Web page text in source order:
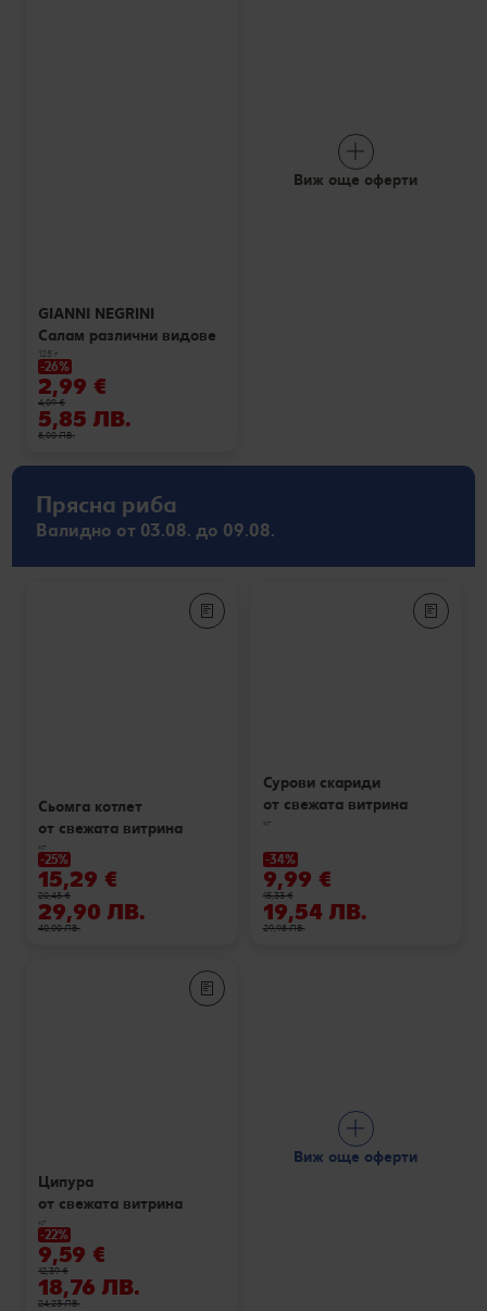
GIANNI NEGRINI
Салам различни видове
125 г
-26%
2,99 €
4,09 €
5,85 ЛВ.
8,00 ЛВ.
Виж още оферти
Прясна риба
Валидно от 03.08. до 09.08.
Сьомга котлет
от свежата витрина
кг
-25%
15,29 €
20,45 €
29,90 ЛВ.
40,00 ЛВ.
Сурови скариди
от свежата витрина
кг
-34%
9,99 €
15,33 €
19,54 ЛВ.
29,98 ЛВ.
Ципура
от свежата витрина
кг
-22%
9,59 €
12,39 €
18,76 ЛВ.
24,23 ЛВ.
Виж още оферти